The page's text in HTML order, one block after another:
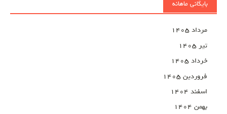
بایگانی ماهانه
مرداد ۱۴۰۵
تیر ۱۴۰۵
خرداد ۱۴۰۵
فروردین ۱۴۰۵
اسفند ۱۴۰۴
بهمن ۱۴۰۴